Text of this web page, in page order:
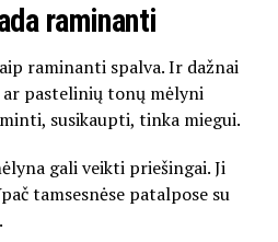
raminanti
raminanti spalva. Ir dažnai
ar pastelinių tonų mėlyni
susikaupti, tinka miegui.
gali veikti priešingai. Ji
tamsesnėse patalpose su